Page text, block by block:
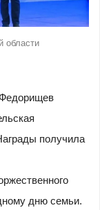
области
получила
дню семьи.